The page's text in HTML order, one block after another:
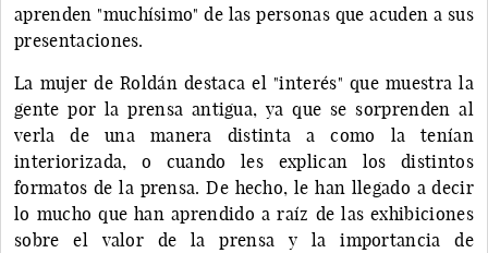
aprenden "muchísimo" de las personas que acuden a sus
presentaciones.
La mujer de Roldán destaca el "interés" que muestra la
gente por la prensa antigua, ya que se sorprenden al
verla de una manera distinta a como la tenían
interiorizada, o cuando les explican los distintos
formatos de la prensa. De hecho, le han llegado a decir
lo mucho que han aprendido a raíz de las exhibiciones
sobre el valor de la prensa y la importancia de